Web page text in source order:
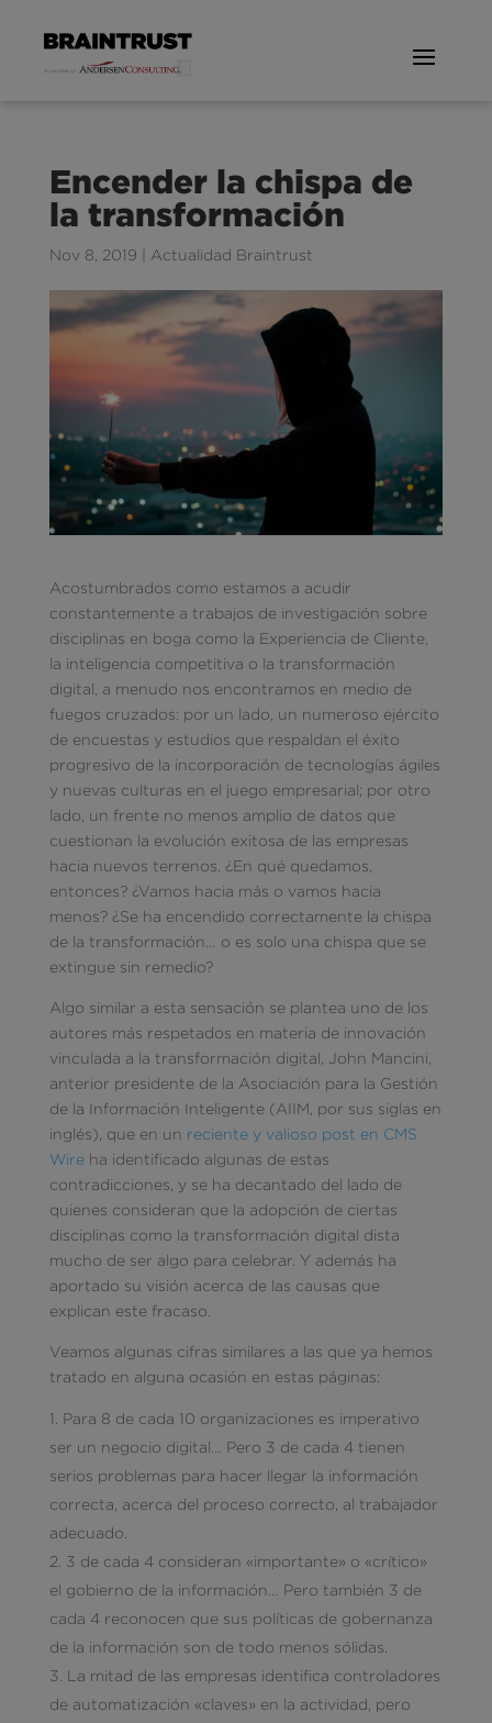
Encender la chispa de
la transformación
Nov 8, 2019 Actualidad Braintrust
Acostumbrados como estamos a acudir
constantemente a trabajos de investigación sobre
disciplinas en boga como la Experiencia de Cliente,
la inteligencia competitiva o la transformación
digital, a menudo nos encontramos en medio de
fuegos cruzados: por un lado, un numeroso ejército
de encuestas y estudios que respaldan el éxito
progresivo de la incorporación de tecnologías ágiles
y nuevas culturas en el juego empresarial; por otro
lado, un frente no menos amplio de datos que
cuestionan la evolución exitosa de las empresas
hacia nuevos terrenos. ¿En qué quedamos,
entonces? ¿Vamos hacia más o vamos hacia
menos? ¿Se ha encendido correctamente la chispa
de la transformación… o es solo una chispa que se
extingue sin remedio?
Algo similar a esta sensación se plantea uno de los
autores más respetados en materia de innovación
vinculada a la transformación digital, John Mancini,
anterior presidente de la Asociación para la Gestión
de la Información Inteligente (AIIM, por sus siglas en
inglés), que en un reciente y valioso post en CMS
Wireha identificado algunas de estas
contradicciones, y se ha decantado del lado de
quienes consideran que la adopción de ciertas
disciplinas como la transformación digital dista
mucho de ser algo para celebrar. Y además ha
aportado su visión acerca de las causas que
explican este fracaso.
Veamos algunas cifras similares a las que ya hemos
tratado en alguna ocasión en estas páginas:
Para 8 de cada 10 organizaciones es imperativo
ser un negocio digital… Pero 3 de cada 4 tienen
serios problemas para hacer llegar la información
correcta, acerca del proceso correcto, al trabajador
adecuado.
3 de cada 4 consideran «importante» o «crítico»
el gobierno de la información… Pero también 3 de
cada 4 reconocen que sus políticas de gobernanza
de la información son de todo menos sólidas.
La mitad de las empresas identifica controladores
de automatización «claves» en la actividad, pero